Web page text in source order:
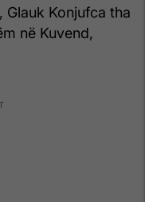
Glauk Konjufca tha
në Kuvend,